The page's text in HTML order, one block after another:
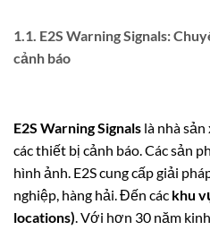
1.1. E2S Warning Signals:
cảnh báo
E2S Warning Signals là nhà
các thiết bị cảnh báo. Các sản
hình ảnh. E2S cung cấp giải
nghiệp, hàng hải. Đến các khu
locations). Với hơn 30 năm